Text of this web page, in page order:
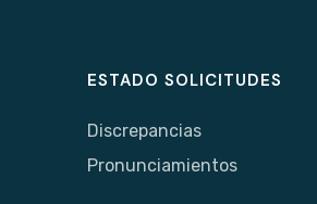
ESTADO SOLICITUDES
Discrepancias
Pronunciamientos